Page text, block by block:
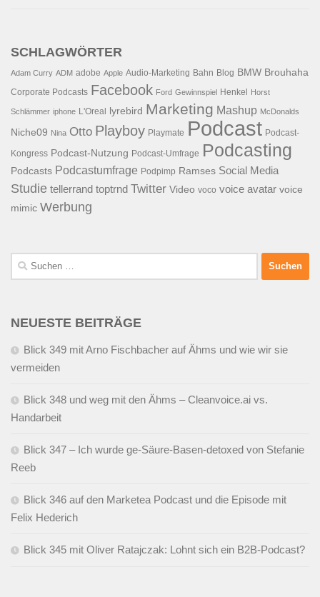
SCHLAGWÖRTER
Adam Curry ADM adobe Apple Audio-Marketing Bahn Blog BMW Brouhaha
Corporate Podcasts Facebook Ford Gewinnspiel Henkel Horst
Schlämmer iphone L'Oreal lyrebird Marketing Mashup McDonalds
Niche09 Nina Otto Playboy Playmate Podcast Podcast-
Kongress Podcast-Nutzung Podcast-Umfrage Podcasting
Podcasts Podcastumfrage Podpimp Ramses Social Media
Studie tellerrand toptrnd Twitter Video voco voice avatar voice
mimic Werbung
Suchen
nach:
NEUESTE BEITRÄGE
Blick 349 mit Arno Fischbacher auf Ähms und wie wir sie
vermeiden
Blick 348 und weg mit den Ähms – Cleanvoice.ai vs.
Handarbeit
Blick 347 – Ich wurde ge-Säure-Basen-detoxed von Stefanie
Reeb
Blick 346 auf den Marketea Podcast und die Episode mit
Felix Hederich
Blick 345 mit Oliver Ratajczak: Lohnt sich ein B2B-Podcast?